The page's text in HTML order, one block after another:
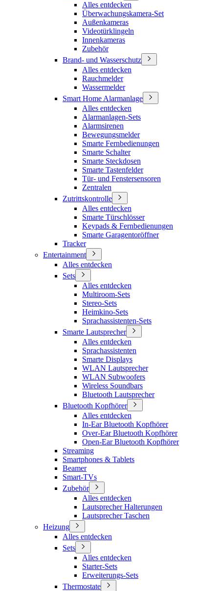
Alles entdecken
Überwachungskamera-Set
Außenkameras
Videotürklingeln
Innenkameras
Zubehör
Brand- und Wasserschutz
Alles entdecken
Rauchmelder
Wassermelder
Smart Home Alarmanlage
Alles entdecken
Alarmanlagen-Sets
Alarmsirenen
Bewegungsmelder
Smarte Fernbedienungen
Smarte Schalter
Smarte Steckdosen
Smarte Tastenfelder
Tür- und Fenstersensoren
Zentralen
Zutrittskontrolle
Alles entdecken
Smarte Türschlösser
Keypads & Fernbedienungen
Smarte Garagentoröffner
Tracker
Entertainment
Alles entdecken
Sets
Alles entdecken
Multiroom-Sets
Stereo-Sets
Heimkino-Sets
Sprachassistenten-Sets
Smarte Lautsprecher
Alles entdecken
Sprachassistenten
Smarte Displays
WLAN Lautsprecher
WLAN Subwoofers
Wireless Soundbars
Bluetooth Lautsprecher
Bluetooth Kopfhörer
Alles entdecken
In-Ear Bluetooth Kopfhörer
Over-Ear Bluetooth Kopfhörer
Open-Ear Bluetooth Kopfhörer
Streaming
Smartphones & Tablets
Beamer
Smart-TVs
Zubehör
Alles entdecken
Lautsprecher Halterungen
Lautsprecher Taschen
Heizung
Alles entdecken
Sets
Alles entdecken
Starter-Sets
Erweiterungs-Sets
Thermostate